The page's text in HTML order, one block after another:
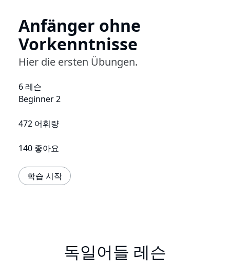
Anfänger ohne
Vorkenntnisse
Hier die ersten Übungen.
6 레슨
Beginner 2
472 어휘량
140 좋아요
학습 시작
독일어들 레슨